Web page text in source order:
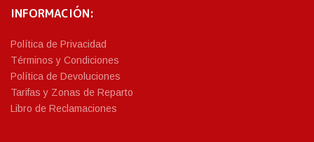
INFORMACIÓN:
Política de Privacidad
Términos y Condiciones
Política de Devoluciones
Tarifas y Zonas de Reparto
Libro de Reclamaciones